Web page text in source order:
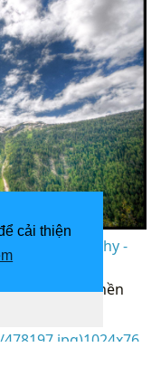
cải thiện
Photography -
Hình ảnh
hình nền